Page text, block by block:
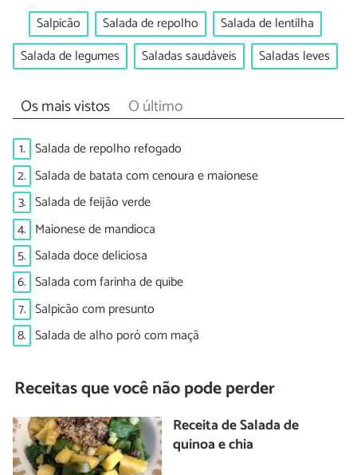
Salpicão Salada de repolho
Salada de lentilha
Salada de legumes
Saladas saudáveis Saladas leves
Os mais vistos O último
1. Salada de repolho refogado
2. Salada de batata com cenoura e maionese
3. Salada de feijão verde
4. Maionese de mandioca
5. Salada doce deliciosa
6. Salada com farinha de quibe
7. Salpicão com presunto
8. Salada de alho poró com maçã
Receitas que você não pode perder
Receita de Salada de
quinoa e chia